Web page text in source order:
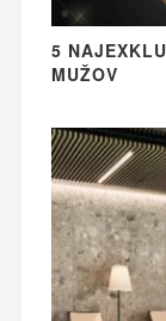
5
MUŽOV